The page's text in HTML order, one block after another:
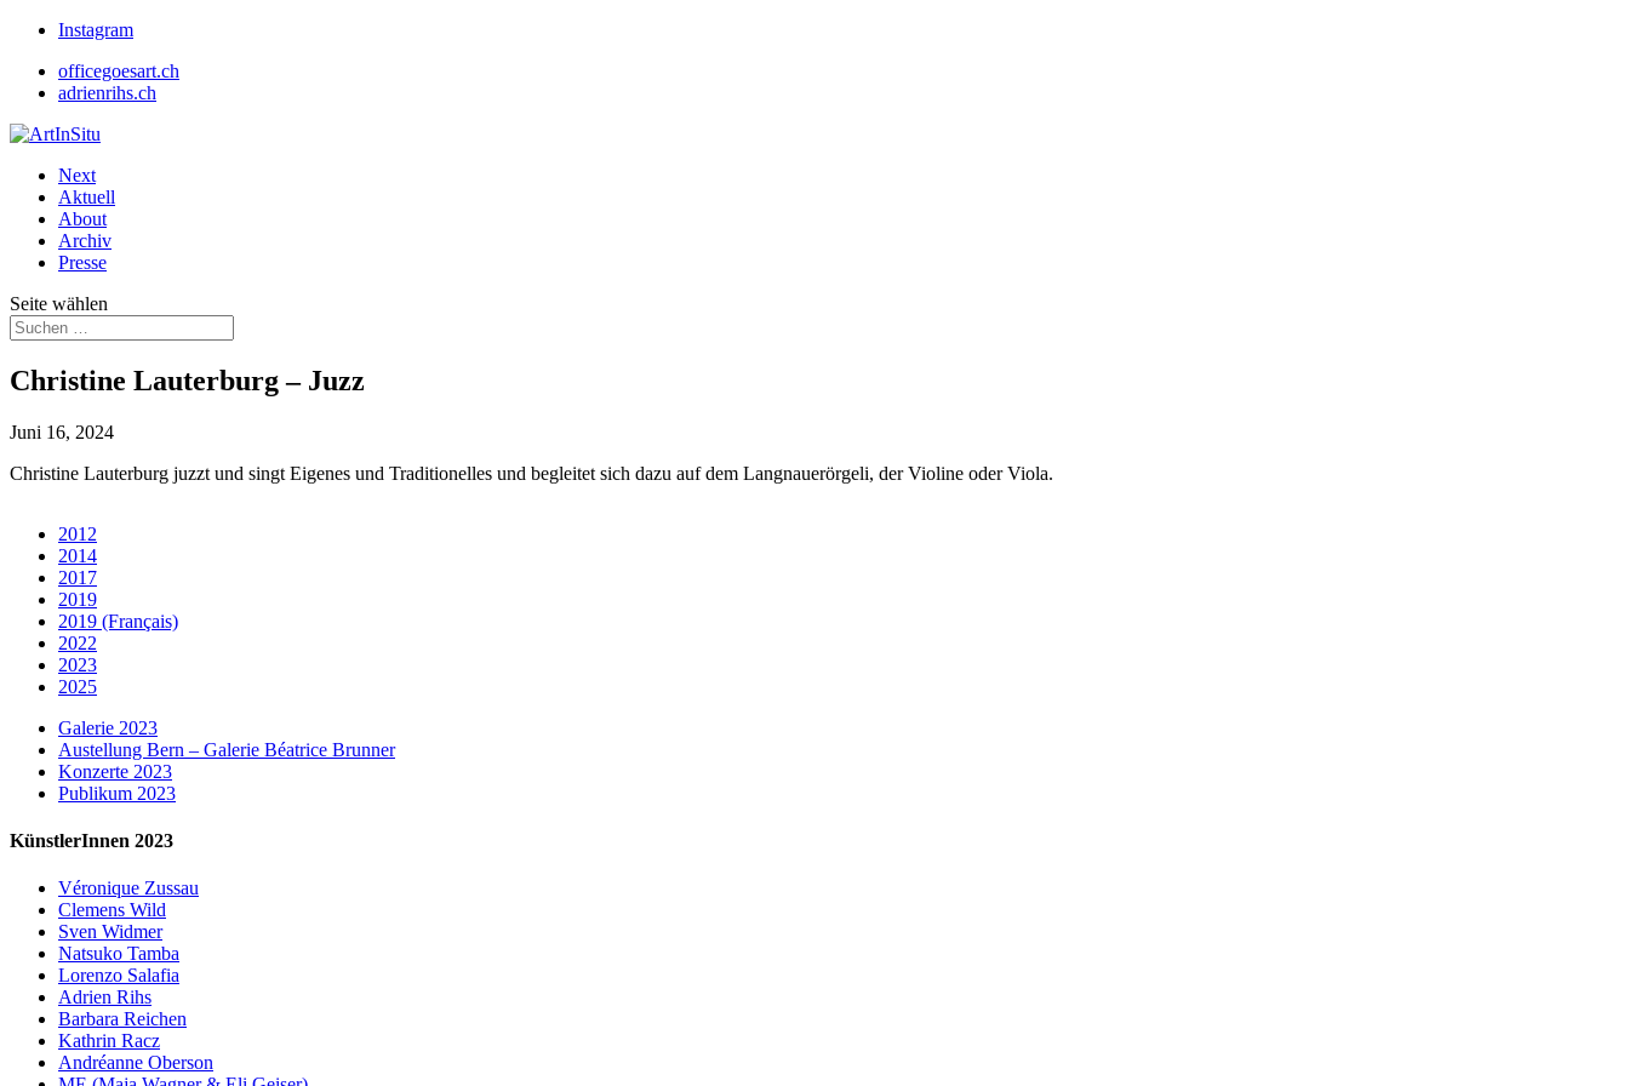
Instagram
officegoesart.ch
adrienrihs.ch
Next
Aktuell
About
Archiv
Presse
Seite wählen
Christine Lauterburg – Juzz
Juni 16, 2024
Christine Lauterburg juzzt und singt Eigenes und Traditionelles und begleitet sich dazu auf dem Langnauerörgeli, der Violine oder Viola.
2012
2014
2017
2019
2019 (Français)
2022
2023
2025
Galerie 2023
Austellung Bern – Galerie Béatrice Brunner
Konzerte 2023
Publikum 2023
KünstlerInnen 2023
Véronique Zussau
Clemens Wild
Sven Widmer
Natsuko Tamba
Lorenzo Salafia
Adrien Rihs
Barbara Reichen
Kathrin Racz
Andréanne Oberson